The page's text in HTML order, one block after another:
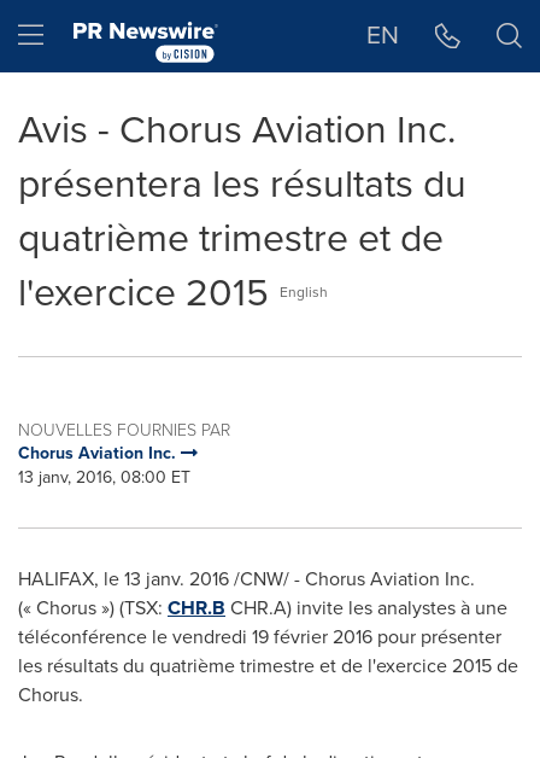
Hamburger menu EN
Avis - Chorus Aviation Inc.
présentera les résultats du
quatrième trimestre et de
l'exercice 2015
English
NOUVELLES FOURNIES PAR
Chorus Aviation Inc.
13 janv, 2016, 08:00 ET
HALIFAX, le 13 janv. 2016 /CNW/ - Chorus Aviation Inc.
(« Chorus ») (TSX: CHR.B CHR.A) invite les analystes à une
téléconférence le vendredi 19 février 2016 pour présenter
les résultats du quatrième trimestre et de l'exercice 2015 de
Chorus.